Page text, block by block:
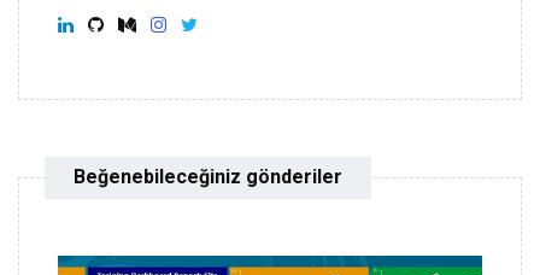
Beğenebileceğiniz gönderiler